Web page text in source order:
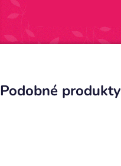
Podobné produkty